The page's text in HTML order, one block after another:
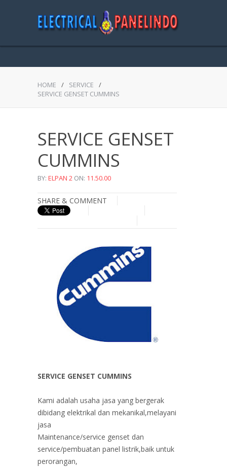
HOME / SERVICE
/
SERVICE GENSET CUMMINS
SERVICE GENSET
CUMMINS
BY: ELPAN 2 ON: 11.50.00
SHARE & COMMENT
SERVICE GENSET CUMMINS
Kami adalah usaha jasa yang bergerak
dibidang elektrikal dan mekanikal,melayani
jasa
Maintenance/service genset dan
service/pembuatan panel listrik,baik untuk
perorangan,